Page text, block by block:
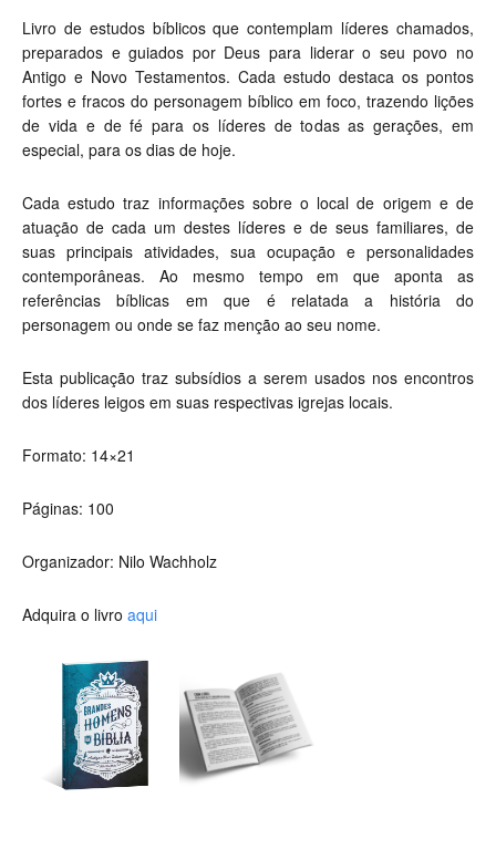
Livro de estudos bíblicos que contemplam líderes chamados,
preparados e guiados por Deus para liderar o seu povo no
Antigo e Novo Testamentos. Cada estudo destaca os pontos
fortes e fracos do personagem bíblico em foco, trazendo lições
de vida e de fé para os líderes de todas as gerações, em
especial, para os dias de hoje.
Cada estudo traz informações sobre o local de origem e de
atuação de cada um destes líderes e de seus familiares, de
suas principais atividades, sua ocupação e personalidades
contemporâneas. Ao mesmo tempo em que aponta as
referências bíblicas em que é relatada a história do
personagem ou onde se faz menção ao seu nome.
Esta publicação traz subsídios a serem usados nos encontros
dos líderes leigos em suas respectivas igrejas locais.
Formato: 14×21
Páginas: 100
Organizador: Nilo Wachholz
Adquira o livro aqui